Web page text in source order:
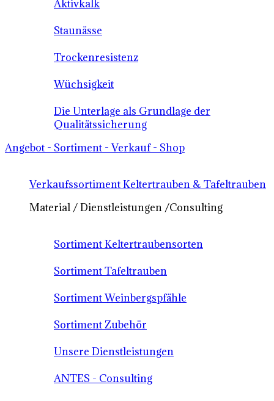
Aktivkalk
Staunässe
Trockenresistenz
Wüchsigkeit
Die Unterlage als Grundlage der
Qualitätssicherung
Angebot - Sortiment - Verkauf - Shop
Verkaufssortiment Keltertrauben & Tafeltrauben
Material / Dienstleistungen /Consulting
Sortiment Keltertraubensorten
Sortiment Tafeltrauben
Sortiment Weinbergspfähle
Sortiment Zubehör
Unsere Dienstleistungen
ANTES - Consulting